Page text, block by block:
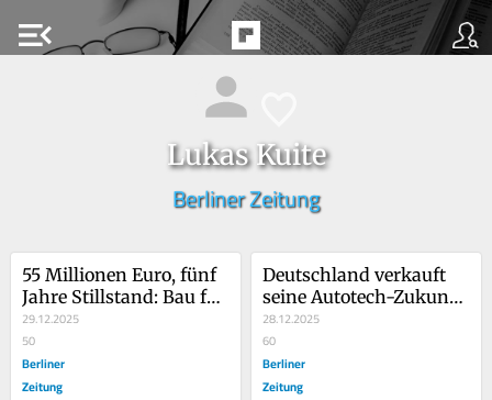
menu_open
Lukas Kuite
Berliner Zeitung
55 Millionen Euro, fünf
Jahre Stillstand: Bau für
Berlins größtes KI-
Rechenzentrum
beginnt
29.12.2025
50
Berliner
Zeitung
Deutschland verkauft
seine Autotech-Zukunft:
Samsung-Tochter
schnappt sich ZF-
Sparte
28.12.2025
60
Berliner
Zeitung